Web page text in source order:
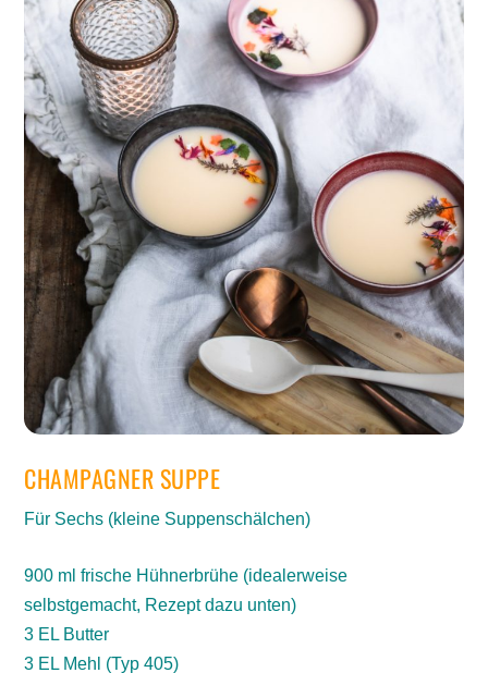
CHAMPAGNER SUPPE
Für Sechs (kleine Suppenschälchen)
900 ml frische Hühnerbrühe (idealerweise
selbstgemacht, Rezept dazu unten)
3 EL Butter
3 EL Mehl (Typ 405)